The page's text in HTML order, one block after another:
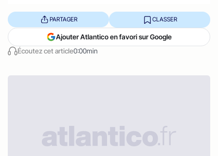
Écoutez cet article0:00min
PARTAGER CLASSER
Ajouter Atlantico en favori sur Google